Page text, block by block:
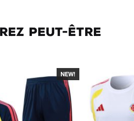
peut-être
NEW!